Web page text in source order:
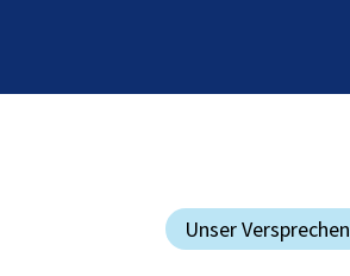
Unser Versprechen